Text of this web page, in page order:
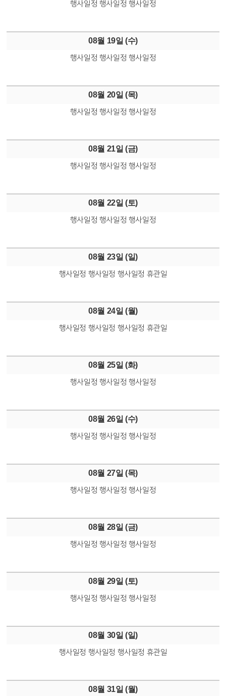
행사일정 행사일정 행사일정
08월 19일 (수)
행사일정 행사일정 행사일정
08월 20일 (목)
행사일정 행사일정 행사일정
08월 21일 (금)
행사일정 행사일정 행사일정
08월 22일 (토)
행사일정 행사일정 행사일정
08월 23일 (일)
행사일정 행사일정 행사일정 휴관일
08월 24일 (월)
행사일정 행사일정 행사일정 휴관일
08월 25일 (화)
행사일정 행사일정 행사일정
08월 26일 (수)
행사일정 행사일정 행사일정
08월 27일 (목)
행사일정 행사일정 행사일정
08월 28일 (금)
행사일정 행사일정 행사일정
08월 29일 (토)
행사일정 행사일정 행사일정
08월 30일 (일)
행사일정 행사일정 행사일정 휴관일
08월 31일 (월)